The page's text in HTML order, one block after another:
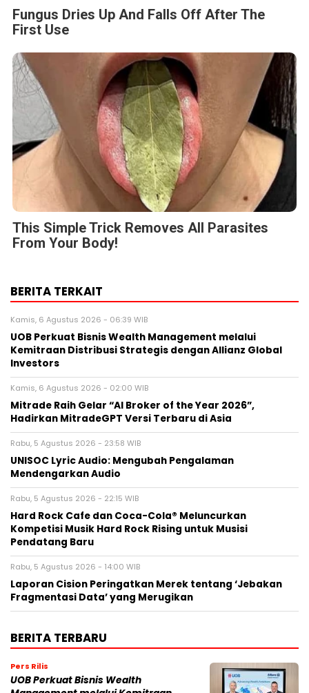
Fungus Dries Up And Falls Off After The
First Use
This Simple Trick Removes All Parasites
From Your Body!
BERITA TERKAIT
Kamis, 6 Agustus 2026 - 06:39 WIB
UOB Perkuat Bisnis Wealth Management melalui
Kemitraan Distribusi Strategis dengan Allianz Global
Investors
Kamis, 6 Agustus 2026 - 02:00 WIB
Mitrade Raih Gelar “AI Broker of the Year 2026”,
Hadirkan MitradeGPT Versi Terbaru di Asia
Rabu, 5 Agustus 2026 - 23:58 WIB
UNISOC Lyric Audio: Mengubah Pengalaman
Mendengarkan Audio
Rabu, 5 Agustus 2026 - 22:15 WIB
Hard Rock Cafe dan Coca-Cola® Meluncurkan
Kompetisi Musik Hard Rock Rising untuk Musisi
Rabu, 5 Agustus 2026 - 14:00 WIB
Laporan Cision Peringatkan Merek tentang ‘Jebakan
Fragmentasi Data’ yang Merugikan